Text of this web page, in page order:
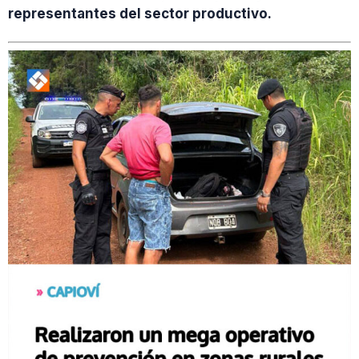
representantes del sector productivo.